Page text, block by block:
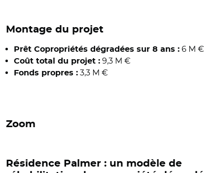
Montage du projet
Prêt Copropriétés dégradées sur 8 ans : 6 M €
Coût total du projet : 9,3 M €
Fonds propres : 3,3 M €
Zoom
Résidence Palmer : un modèle de